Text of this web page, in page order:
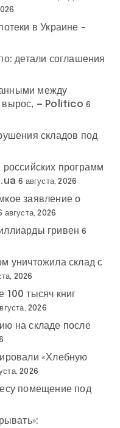
в Украине –
детали соглашения
между
вырос, — Politico 6
складов под
программ
6 августа, 2026
заявление о
августа, 2026
гривен 6
уничтожила склад с
2026
100 тысяч книг
2026
на складе после
«Хлебную
2026
помещение под